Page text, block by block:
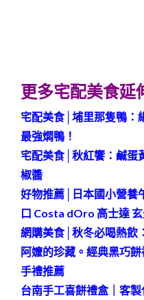
更多宅配美食延
宅配美食│埔里那隻鴨：
最強燜鴨！
宅配美食│秋紅饗：鹹蛋
椒醬
好物推薦│日本國小營養
口 Costa dOro 高士達
網購美食│秋冬必喝熱飲
阿嬤的珍藏。經典黑巧
手禮推薦
台南手工喜餅禮盒｜客